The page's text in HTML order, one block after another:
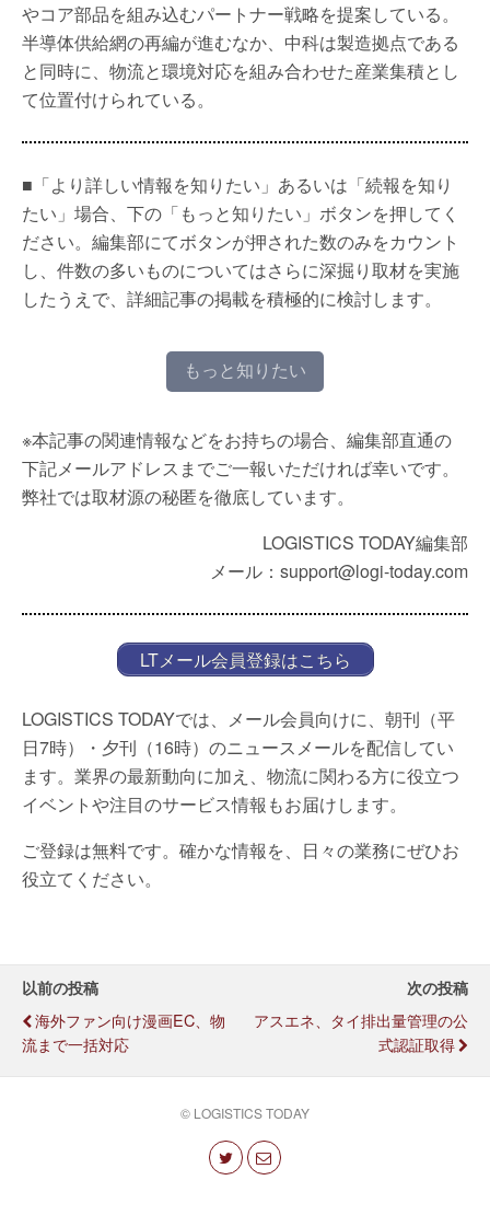
やコア部品を組み込むパートナー戦略を提案している。
半導体供給網の再編が進むなか、中科は製造拠点である
と同時に、物流と環境対応を組み合わせた産業集積とし
て位置付けられている。
■「より詳しい情報を知りたい」あるいは「続報を知り
たい」場合、下の「もっと知りたい」ボタンを押してく
ださい。編集部にてボタンが押された数のみをカウント
し、件数の多いものについてはさらに深掘り取材を実施
したうえで、詳細記事の掲載を積極的に検討します。
もっと知りたい
※本記事の関連情報などをお持ちの場合、編集部直通の
下記メールアドレスまでご一報いただければ幸いです。
弊社では取材源の秘匿を徹底しています。
LOGISTICS TODAY編集部
メール：support@logi-today.com
LTメール会員登録はこちら
LOGISTICS TODAYでは、メール会員向けに、朝刊（平
日7時）・夕刊（16時）のニュースメールを配信してい
ます。業界の最新動向に加え、物流に関わる方に役立つ
イベントや注目のサービス情報もお届けします。
ご登録は無料です。確かな情報を、日々の業務にぜひお
役立てください。
以前の投稿
海外ファン向け漫画EC、物
流まで一括対応
次の投稿
アスエネ、タイ排出量管理の公
式認証取得
© LOGISTICS TODAY